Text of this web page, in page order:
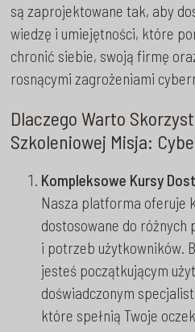
są zaprojektowane tak, aby
wiedzę i umiejętności, które
chronić siebie, swoją firmę
rosnącymi zagrożeniami
Dlaczego Warto
Szkoleniowej Misja:
Kompleksowe Kursy
Nasza platforma oferuje
dostosowane do różnych
i potrzeb użytkowników.
jesteś początkującym
doświadczonym
które spełnią Twoje